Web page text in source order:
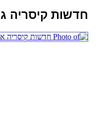
חדשות קיסריה